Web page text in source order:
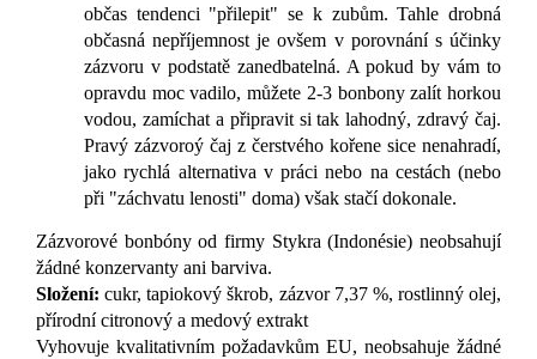
občas tendenci "přilepit" se k zubům. Tahle drobná
občasná nepříjemnost je ovšem v porovnání s účinky
zázvoru v podstatě zanedbatelná. A pokud by vám to
opravdu moc vadilo, můžete 2-3 bonbony zalít horkou
vodou, zamíchat a připravit si tak lahodný, zdravý čaj.
Pravý zázvoroý čaj z čerstvého kořene sice nenahradí,
jako rychlá alternativa v práci nebo na cestách (nebo
při "záchvatu lenosti" doma) však stačí dokonale.
Zázvorové bonbóny od firmy Stykra (Indonésie) neobsahují
žádné konzervanty ani barviva.
Složení: cukr, tapiokový škrob, zázvor 7,37 %, rostlinný olej,
přírodní citronový a medový extrakt
Vyhovuje kvalitativním požadavkům EU, neobsahuje žádné